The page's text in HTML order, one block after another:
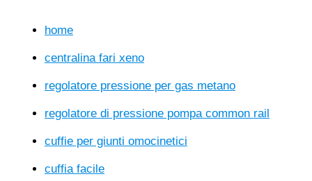
home
centralina fari xeno
regolatore pressione per gas metano
regolatore di pressione pompa common rail
cuffie per giunti omocinetici
cuffia facile